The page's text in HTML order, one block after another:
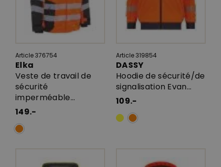
Article 376754
Elka
Veste de travail de
sécurité
imperméable...
149.-
Article 319854
DASSY
Hoodie de sécurité/de
signalisation Evan...
109.-